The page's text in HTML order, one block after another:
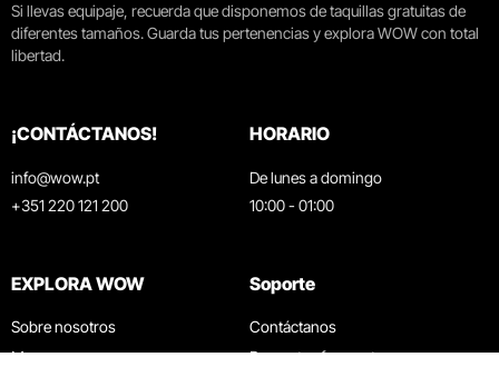
Si llevas equipaje, recuerda que disponemos de taquillas gratuitas de
diferentes tamaños. Guarda tus pertenencias y explora WOW con total
libertad.
¡CONTÁCTANOS!
info@wow.pt
+351 220 121 200
HORARIO
De lunes a domingo
10:00 - 01:00
EXPLORA WOW
Sobre nosotros
Museos
Soporte
Contáctanos
Preguntas frecuentes